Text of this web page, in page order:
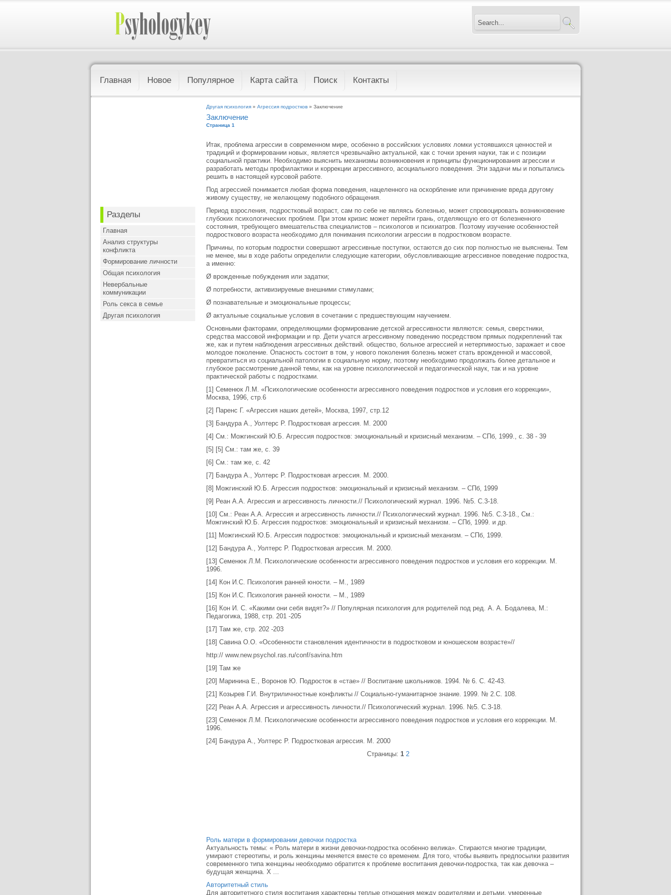
Главная Новое Популярное Карта сайта Поиск Контакты
Разделы
Главная
Анализ структуры
конфликта
Формирование личности
Общая психология
Невербальные
коммуникации
Роль секса в семье
Другая психология
Другая психология » Агрессия подростков » Заключение
Заключение
Страница 1
Итак, проблема агрессии в современном мире, особенно в российских условиях ломки устоявшихся ценностей и
традиций и формировании новых, является чрезвычайно актуальной, как с точки зрения науки, так и с позиции
социальной практики. Необходимо выяснить механизмы возникновения и принципы функционирования агрессии и
разработать методы профилактики и коррекции агрессивного, асоциального поведения. Эти задачи мы и попытались
решить в настоящей курсовой работе.
Под агрессией понимается любая форма поведения, нацеленного на оскорбление или причинение вреда другому
живому существу, не желающему подобного обращения.
Период взросления, подростковый возраст, сам по себе не являясь болезнью, может спровоцировать возникновение
глубоких психологических проблем. При этом кризис может перейти грань, отделяющую его от болезненного
состояния, требующего вмешательства специалистов – психологов и психиатров. Поэтому изучение особенностей
подросткового возраста необходимо для понимания психологии агрессии в подростковом возрасте.
Причины, по которым подростки совершают агрессивные поступки, остаются до сих пор полностью не выяснены. Тем
не менее, мы в ходе работы определили следующие категории, обусловливающие агрессивное поведение подростка,
а именно:
Ø врожденные побуждения или задатки;
Ø потребности, активизируемые внешними стимулами;
Ø познавательные и эмоциональные процессы;
Ø актуальные социальные условия в сочетании с предшествующим научением.
Основными факторами, определяющими формирование детской агрессивности являются: семья, сверстники,
средства массовой информации и пр. Дети учатся агрессивному поведению посредством прямых подкреплений так
же, как и путем наблюдения агрессивных действий. общество, больное агрессией и нетерпимостью, заражает и свое
молодое поколение. Опасность состоит в том, у нового поколения болезнь может стать врожденной и массовой,
превратиться из социальной патологии в социальную норму, поэтому необходимо продолжать более детальное и
глубокое рассмотрение данной темы, как на уровне психологической и педагогической наук, так и на уровне
практической работы с подростками.
[1] Семенюк Л.М. «Психологические особенности агрессивного поведения подростков и условия его коррекции»,
Москва, 1996, стр.6
[2] Паренс Г. «Агрессия наших детей», Москва, 1997, стр.12
[3] Бандура А., Уолтерс Р. Подростковая агрессия. М. 2000
[4] См.: Можгинский Ю.Б. Агрессия подростков: эмоциональный и кризисный механизм. – СПб, 1999., с. 38 - 39
[5] [5] См.: там же, с. 39
[6] См.: там же, с. 42
[7] Бандура А., Уолтерс Р. Подростковая агрессия. М. 2000.
[8] Можгинский Ю.Б. Агрессия подростков: эмоциональный и кризисный механизм. – СПб, 1999
[9] Реан А.А. Агрессия и агрессивность личности.// Психологический журнал. 1996. №5. С.3-18.
[10] См.: Реан А.А. Агрессия и агрессивность личности.// Психологический журнал. 1996. №5. С.3-18., См.:
Можгинский Ю.Б. Агрессия подростков: эмоциональный и кризисный механизм. – СПб, 1999. и др.
[11] Можгинский Ю.Б. Агрессия подростков: эмоциональный и кризисный механизм. – СПб, 1999.
[12] Бандура А., Уолтерс Р. Подростковая агрессия. М. 2000.
[13] Семенюк Л.М. Психологические особенности агрессивного поведения подростков и условия его коррекции. М.
1996.
[14] Кон И.С. Психология ранней юности. – М., 1989
[15] Кон И.С. Психология ранней юности. – М., 1989
[16] Кон И. С. «Какими они себя видят?» // Популярная психология для родителей под ред. А. А. Бодалева, М.:
Педагогика, 1988, стр. 201 -205
[17] Там же, стр. 202 -203
[18] Савина О.О. «Особенности становления идентичности в подростковом и юношеском возрасте»//
http:// www.new.psychol.ras.ru/conf/savina.htm
[19] Там же
[20] Маринина Е., Воронов Ю. Подросток в «стае» // Воспитание школьников. 1994. № 6. С. 42-43.
[21] Козырев Г.И. Внутриличностные конфликты // Социально-гуманитарное знание. 1999. № 2.С. 108.
[22] Реан А.А. Агрессия и агрессивность личности.// Психологический журнал. 1996. №5. С.3-18.
[23] Семенюк Л.М. Психологические особенности агрессивного поведения подростков и условия его коррекции. М.
1996.
[24] Бандура А., Уолтерс Р. Подростковая агрессия. М. 2000
Страницы: 1 2
Роль матери в формировании девочки подростка
Актуальность темы: « Роль матери в жизни девочки-подростка особенно велика». Стираются многие традиции,
умирают стереотипы, и роль женщины меняется вместе со временем. Для того, чтобы выявить предпосылки развития
современного типа женщины необходимо обратится к проблеме воспитания девочки-подростка, так как девочка –
будущая женщина. Х ...
Авторитетный стиль
Для авторитетного стиля воспитания характерны теплые отношения между родителями и детьми, умеренные